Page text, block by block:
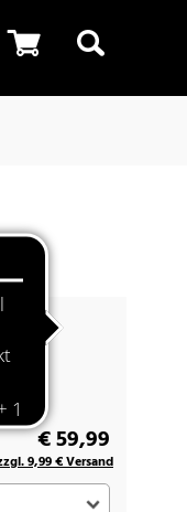
€ 59,99
9,99 € Versand